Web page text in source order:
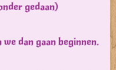
gedaan)
dan gaan beginnen.